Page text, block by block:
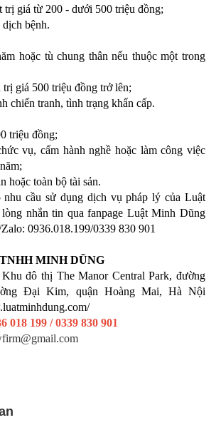
trị giá từ 200 - dưới 500 triệu đồng;
bệnh.
hoặc tù chung thân nếu thuộc một trong
trị giá 500 triệu đồng trở lên;
chiến tranh, tình trạng khẩn cấp.
triệu đồng;
vụ, cấm hành nghề hoặc làm công việc
hoặc toàn bộ tài sản.
nhu cầu sử dụng dịch vụ pháp lý của Luật
nhắn tin qua fanpage Luật Minh Dũng
0936.018.199/0339 830 901
MINH DŨNG
đô thị The Manor Central Park, đường
Đại Kim, quận Hoàng Mai, Hà Nội
018 199 / 0339 830 901